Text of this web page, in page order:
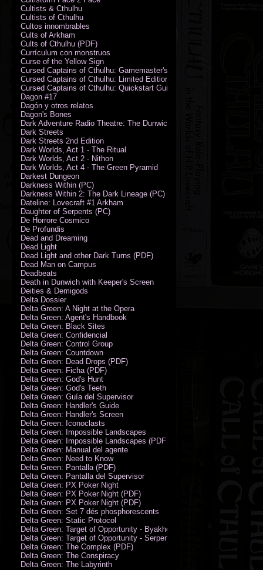
Cultists & Cthulhu
Cultists of Cthulhu
Cultos innombrables
Cults of Arkham
Cults of Cthulhu (PDF)
Currículum con monstruos
Curse of the Yellow Sign
Cursed Captains of Cthulhu: Gamemaster's Toolkit & Dice
Cursed Captains of Cthulhu: Limited Edition
Cursed Captains of Cthulhu: Quickstart Guide (PDF)
Dagon #17
Dagón y otros relatos
Dagon's Bones
Dark Adventure Radio Theatre: The Dunwich Horror - Audio CD with
Dark Streets
Dark Streets 2nd Edition
Dark Worlds, Act 1 - The Ritual
Dark Worlds, Act 2 - Nithon
Dark Worlds, Act 4 - The Green Pyramid
Darkest Dungeon
Darkness Within (PC)
Darkness Within 2: The Dark Lineage (PC)
Dateline: Lovecraft #1 Arkham
Daughter of Serpents (PC)
De Horrore Cosmico
De Profundis
Dead and Dreaming
Dead Light
Dead Light and other Dark Turns (PDF)
Dead Man on Campus
Deadbeats
Death in Dunwich with Keeper's Screen
Deities & Demigods
Delta Dossier
Delta Green: A Night at the Opera
Delta Green: Agent's Handbook
Delta Green: Black Sites
Delta Green: Confidencial
Delta Green: Control Group
Delta Green: Countdown
Delta Green: Dead Drops (PDF)
Delta Green: Ficha (PDF)
Delta Green: God's Hunt
Delta Green: God's Teeth
Delta Green: Guía del Supervisor
Delta Green: Handler's Guide
Delta Green: Handler's Screen
Delta Green: Iconoclasts
Delta Green: Impossible Landscapes
Delta Green: Impossible Landscapes (PDF - Espiral)
Delta Green: Manual del agente
Delta Green: Need to Know
Delta Green: Pantalla (PDF)
Delta Green: Pantalla del Supervisor
Delta Green: PX Poker Night
Delta Green: PX Poker Night (PDF)
Delta Green: PX Poker Night (PDF)
Delta Green: Set 7 dés phosphorescents
Delta Green: Static Protocol
Delta Green: Target of Opportunity - Byakhee
Delta Green: Target of Opportunity - Serpent Man
Delta Green: The Complex (PDF)
Delta Green: The Conspiracy
Delta Green: The Labyrinth